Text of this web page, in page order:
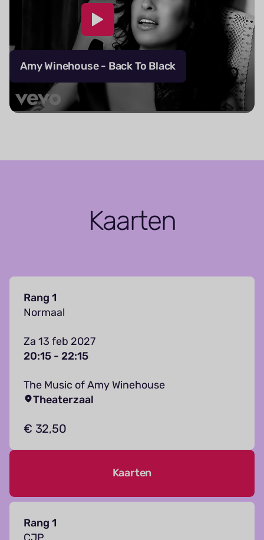
Amy Winehouse - Back To Black
Kaarten
Rang 1
Normaal
Za 13 feb 2027
20:15 - 22:15
The Music of Amy Winehouse
Theaterzaal
€ 32,50
Kaarten
Rang 1